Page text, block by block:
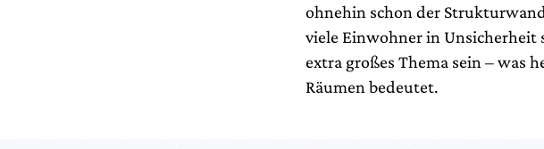
ohnehin schon der
viele Einwohner in Unsicherheit
extra großes Thema sein – was
Räumen bedeutet.